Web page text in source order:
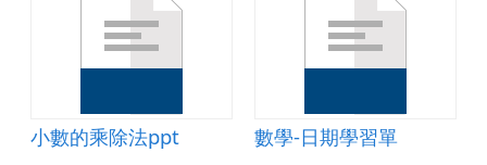
小數的乘除法ppt 數學-日期學習單